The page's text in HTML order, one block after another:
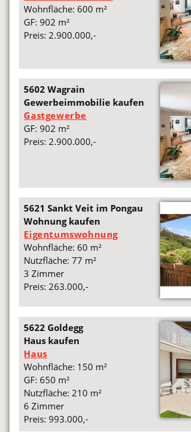
Wohnfläche: 600 m²
GF: 902 m²
Preis: 2.900.000,-
5602 Wagrain
Gewerbeimmobilie kaufen
Gastgewerbe
GF: 902 m²
Preis: 2.900.000,-
5621 Sankt Veit im Pongau
Wohnung kaufen
Eigentumswohnung
Wohnfläche: 60 m²
Nutzfläche: 77 m²
3 Zimmer
Preis: 263.000,-
5622 Goldegg
Haus kaufen
Haus
Wohnfläche: 150 m²
GF: 650 m²
Nutzfläche: 210 m²
6 Zimmer
Preis: 993.000,-